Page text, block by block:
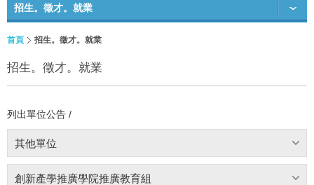
招生。徵才。就業
首頁 招生。徵才。就業
招生。徵才。就業
列出單位公告 /
其他單位
創新產學推廣學院推廣教育組